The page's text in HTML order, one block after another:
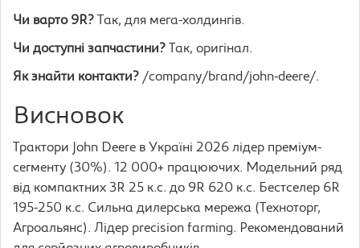
Чи варто 9R? Так, для мега-холдингів.
Чи доступні запчастини? Так, оригінал.
Як знайти контакти? /company/brand/john-deere/.
Висновок
Трактори John Deere в Україні 2026 лідер преміум-
сегменту (30%). 12 000+ працюючих. Модельний ряд
від компактних 3R 25 к.с. до 9R 620 к.с. Бестселер 6R
195-250 к.с. Сильна дилерська мережа (Техноторг,
Агроальянс). Лідер precision farming. Рекомендований